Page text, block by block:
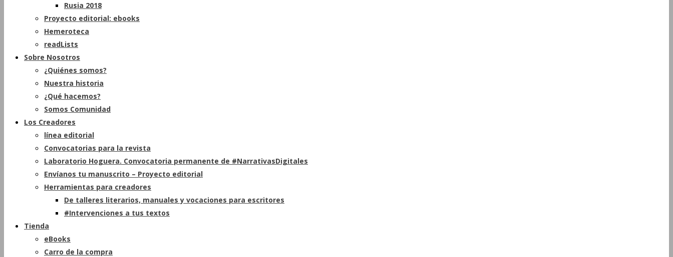
Rusia 2018
Proyecto editorial: ebooks
Hemeroteca
readLists
Sobre Nosotros
¿Quiénes somos?
Nuestra historia
¿Qué hacemos?
Somos Comunidad
Los Creadores
línea editorial
Convocatorias para la revista
Laboratorio Hoguera. Convocatoria permanente de #NarrativasDigitales
Envíanos tu manuscrito – Proyecto editorial
Herramientas para creadores
De talleres literarios, manuales y vocaciones para escritores
#Intervenciones a tus textos
Tienda
eBooks
Carro de la compra